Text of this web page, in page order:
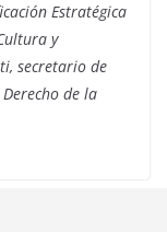
Estratégica
y
secretario de
de la